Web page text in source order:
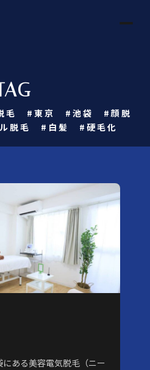
毛 #東京 #池袋 #顔脱
脱毛 #白髪 #硬毛化
ある美容電気脱毛（ニー